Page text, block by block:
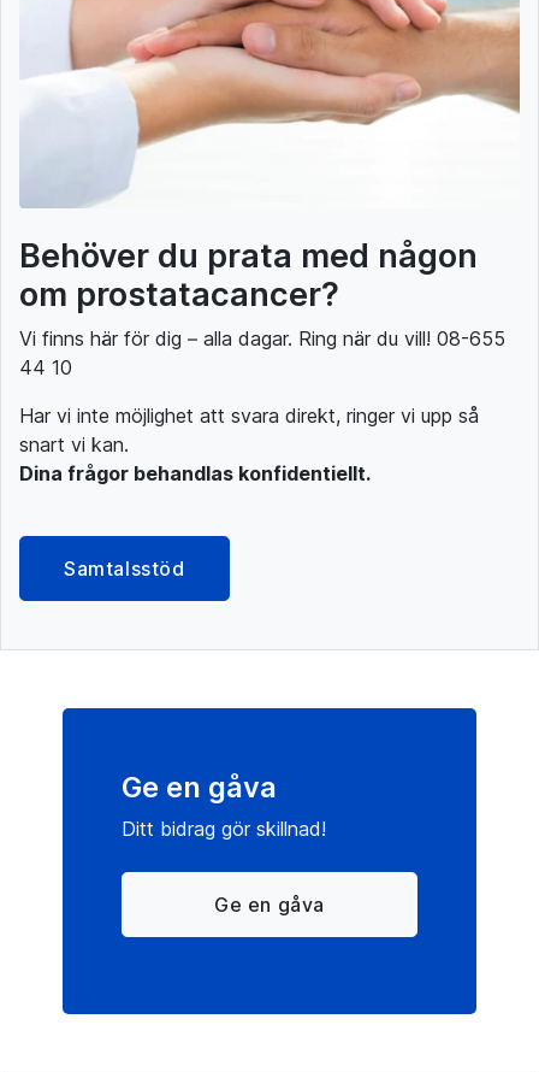
Behöver du prata med någon
om prostatacancer?
Vi finns här för dig – alla dagar. Ring när du vill! 08-655
44 10
Har vi inte möjlighet att svara direkt, ringer vi upp så
snart vi kan.
Dina frågor behandlas konfidentiellt.
Samtalsstöd
Ge en gåva
Ditt bidrag gör skillnad!
Ge en gåva